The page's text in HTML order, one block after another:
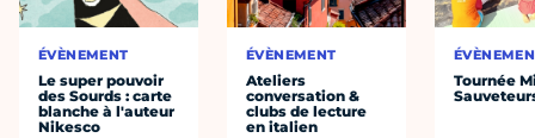
ÉVÈNEMENT
Le super pouvoir
des Sourds : carte
blanche à l'auteur
Nikesco
ÉVÈNEMENT
Ateliers
conversation &
clubs de lecture
en italien
Tournée